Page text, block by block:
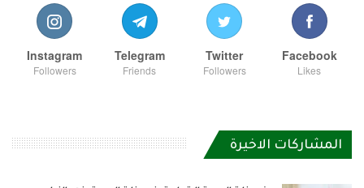
Facebook
Likes
Twitter
Followers
Telegram
Friends
Instagram
Followers
المشاركات الاخيرة